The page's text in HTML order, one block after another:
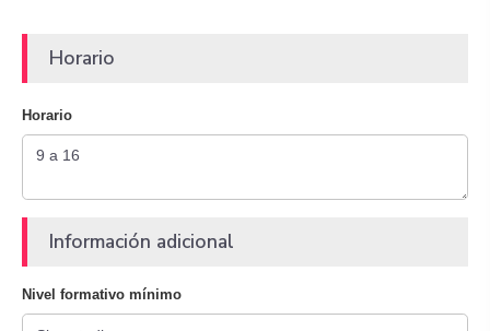
Horario
Horario
Información adicional
Nivel formativo mínimo